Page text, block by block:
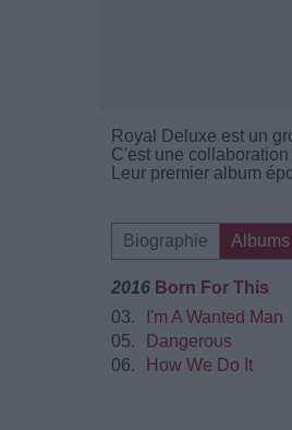
Royal Deluxe est un
C'est une collaboration
Leur premier album
Biographie
2016 Born For This
03.
I'm A Wanted Man
05.
Dangerous
06.
How We Do It